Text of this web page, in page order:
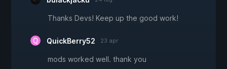
Thanks Devs! Keep up the good work!
QuickBerry52 23 apr
mods worked well. thank you